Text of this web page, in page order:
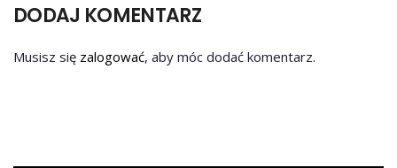
DODAJ KOMENTARZ
Musisz się zalogować, aby móc dodać komentarz.